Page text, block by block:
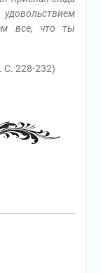
все, что ты
С. 228-232)